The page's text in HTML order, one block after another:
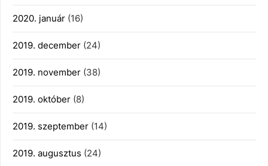
2020. január (16)
2019. december (24)
2019. november (38)
2019. október (8)
2019. szeptember (14)
2019. augusztus (24)